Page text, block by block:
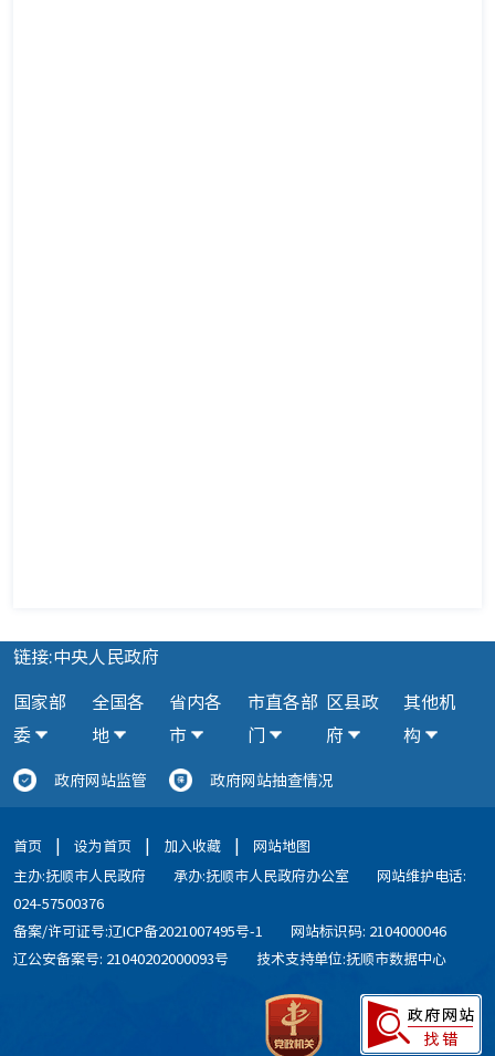
链接:中央人民政府
国家部
委
全国各
地
省内各
市
市直各部
门
区县政
府
其他机
构
政府网站监管 政府网站抽查情况
首页 | 设为首页 | 加入收藏 |
网站地图
主办:抚顺市人民政府
承办:抚顺市人民政府办公室
网站维护电话:
024-57500376
备案/许可证号:辽ICP备2021007495号-1
网站标识码: 2104000046
辽公安备案号: 21040202000093号
技术支持单位:抚顺市数据中心